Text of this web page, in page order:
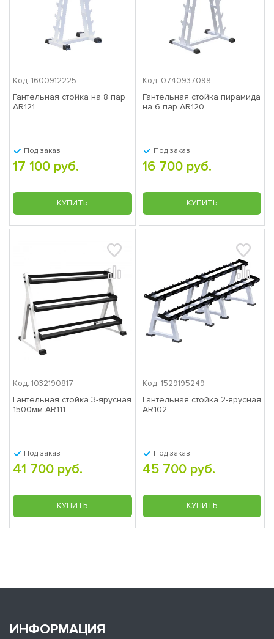
Код: 1600912225
Гантельная стойка на 8 пар
AR121
Под заказ
17 100 руб.
КУПИТЬ
Код: 0740937098
Гантельная стойка пирамида
на 6 пар AR120
Под заказ
16 700 руб.
КУПИТЬ
Код: 1032190817
Гантельная стойка 3-ярусная
1500мм AR111
Под заказ
41 700 руб.
КУПИТЬ
Код: 1529195249
Гантельная стойка 2-ярусная
AR102
Под заказ
45 700 руб.
КУПИТЬ
ИНФОРМАЦИЯ